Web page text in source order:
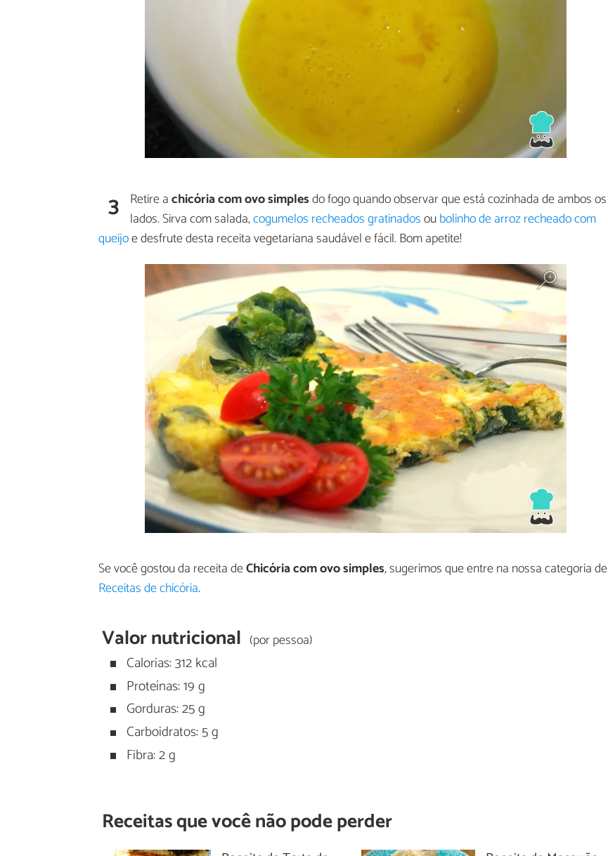
3 Retire achicória com ovo simplesdo fogo quando observar que está cozinhada de ambos os
lados. Sirva com salada,cogumelos recheados gratinadosoubolinho de arroz recheado com
queijoe desfrute desta receita vegetariana saudável e fácil. Bom apetite!
Se você gostou da receita deChicória com ovo simples, sugerimos que entre na nossa categoria de
Receitas de chicória.
Valor nutricional (por pessoa)
Calorias: 312 kcal
Proteínas: 19 g
Gorduras: 25 g
Carboidratos: 5 g
Fibra: 2 g
Receitas que você não pode perder